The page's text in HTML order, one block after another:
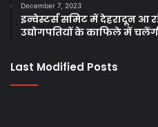
December 7, 2023
इन्वेस्टर्स समिट में देहरादून आ
उद्योगपतियों के काफिले में
Last Modified Posts